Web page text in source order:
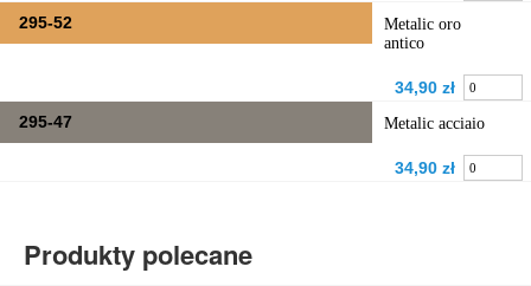
295-52
Metalic oro
antico
34,90 zł
295-47
Metalic acciaio
34,90 zł
Produkty polecane